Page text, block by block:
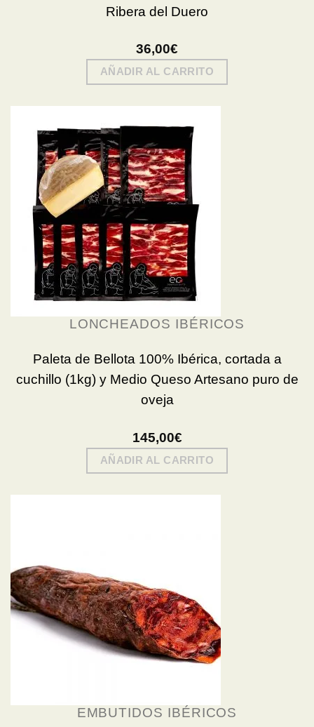
Ribera del Duero
36,00€
AÑADIR AL CARRITO
LONCHEADOS IBÉRICOS
Paleta de Bellota 100% Ibérica, cortada a
cuchillo (1kg) y Medio Queso Artesano puro de
oveja
145,00€
AÑADIR AL CARRITO
EMBUTIDOS IBÉRICOS